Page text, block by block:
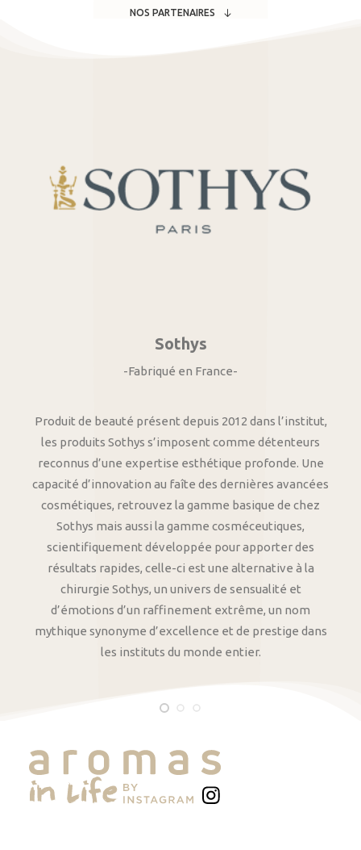
NOS PARTENAIRES
Sothys
-Fabriqué en France-
Produit de beauté présent depuis 2012 dans l’institut,
les produits Sothys s’imposent comme détenteurs
reconnus d’une expertise esthétique profonde. Une
capacité d’innovation au faîte des dernières avancées
cosmétiques, retrouvez la gamme basique de chez
Sothys mais aussi la gamme cosméceutiques,
scientifiquement développée pour apporter des
résultats rapides, celle-ci est une alternative à la
chirurgie Sothys, un univers de sensualité et
d’émotions d’un raffinement extrême, un nom
mythique synonyme d’excellence et de prestige dans
les instituts du monde entier.